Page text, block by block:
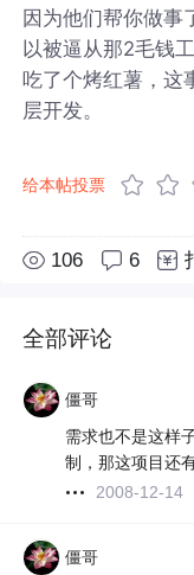
因为他们帮你做事
以被逼从那2毛钱
吃了个烤红薯，这
层开发。
给本帖投票
106 6
全部评论
僵哥
需求也不是这样
制，那这项目还
2008-12-14
僵哥